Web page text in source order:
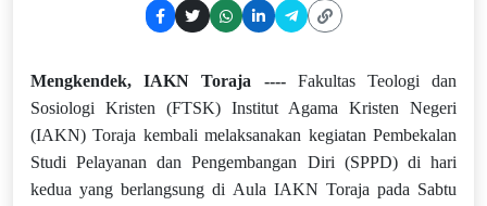
Mengkendek, IAKN Toraja ----Fakultas Teologi dan
Sosiologi Kristen (FTSK) Institut Agama Kristen Negeri
(IAKN) Toraja kembali melaksanakan kegiatan Pembekalan
Studi Pelayanan dan Pengembangan Diri (SPPD) di hari
kedua yang berlangsung di Aula IAKN Toraja pada Sabtu